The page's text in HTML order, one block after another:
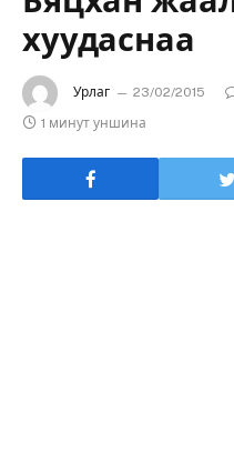
хуудаснаа
Урлаг 23/02/2015
1 минут уншина